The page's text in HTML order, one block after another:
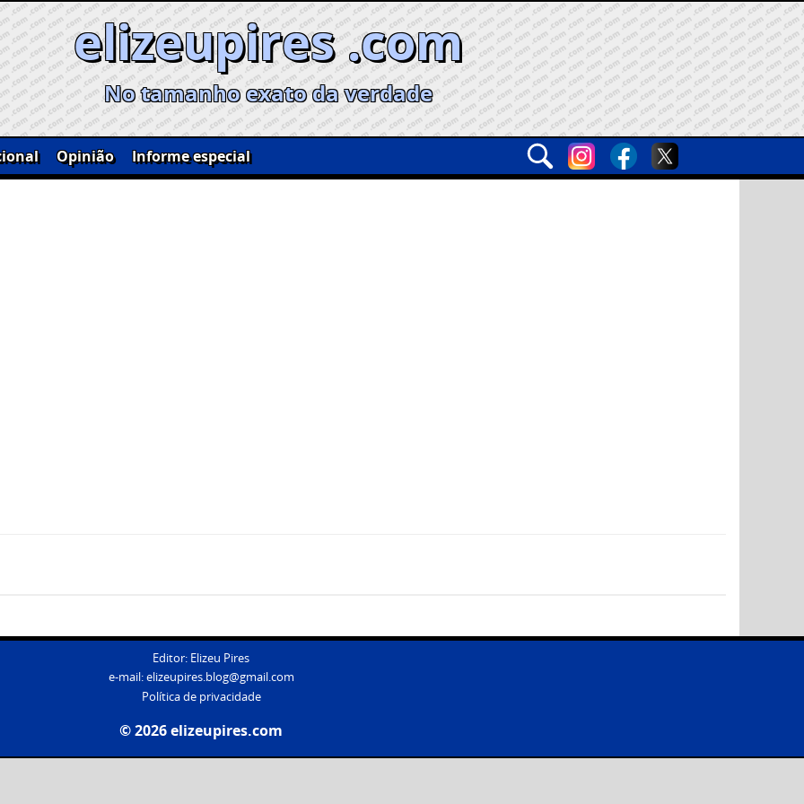
elizeupires .com
No tamanho exato da verdade
Opinião
Informe especial
Editor: Elizeu Pires
e-mail:elizeupires.blog@gmail.com
Política de privacidade
© 2026 elizeupires.com